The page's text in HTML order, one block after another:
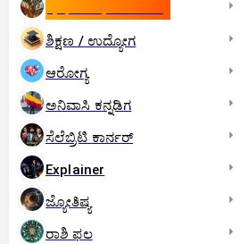
ಶಿಕ್ಷಣ / ಉದ್ಯೋಗ
ಆರೋಗ್ಯ
ಅನಿವಾಸಿ ಕನ್ನಡಿಗ
ಸೆಲೆಬ್ರಿಟಿ ಕಾರ್ನರ್‌
Explainer
ಜ್ಯೋತಿಷ್ಯ
ರಾಶಿ ಫಲ